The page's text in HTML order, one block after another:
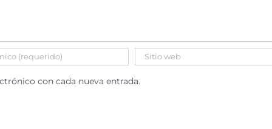
con cada nueva entrada.